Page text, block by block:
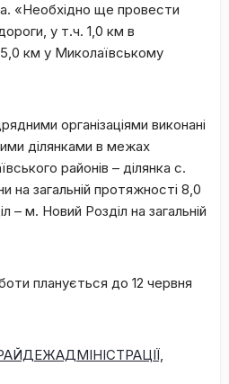
«Необхідно ще провести
у т.ч. 1,0 км в
км у Миколаївському
організаціями виконані
ділянками в межах
районів – ділянка с.
на загальній протяжності 8,0
– м. Новий Розділ на загальній
планується до 12 червня